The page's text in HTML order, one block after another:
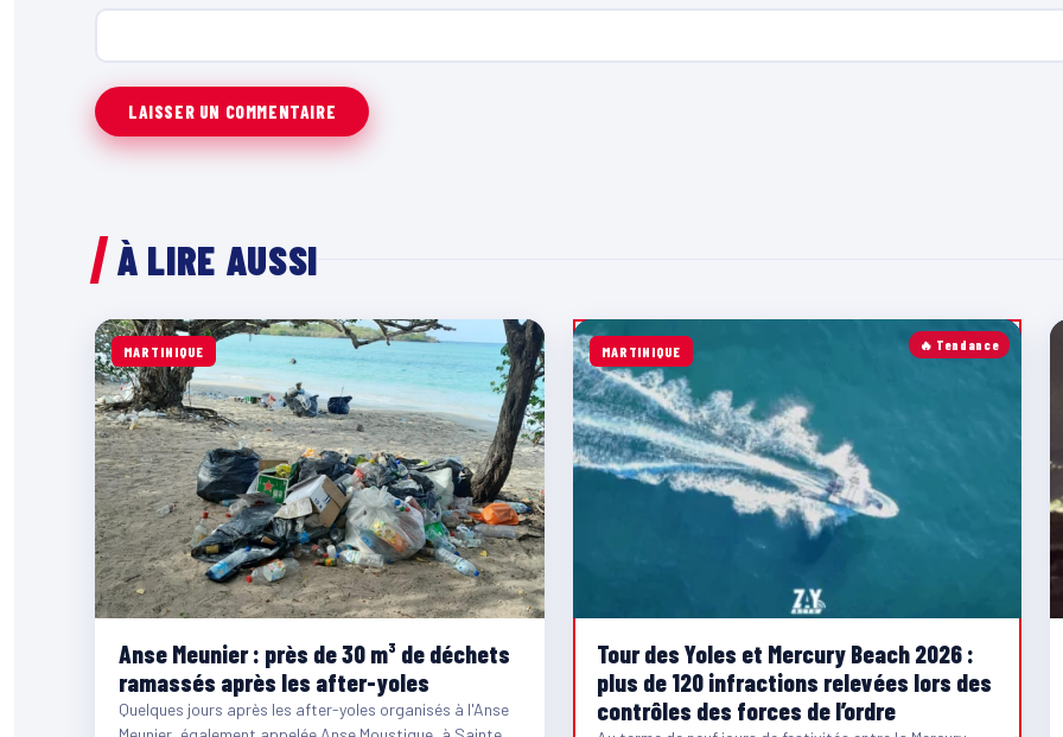
À LIRE AUSSI
MARTINIQUE
Anse Meunier : près de 30 m³ de déchets
ramassés après les after-yoles
Quelques jours après les after-yoles organisés à l'Anse
🔥 Tendance
MARTINIQUE
Tour des Yoles et Mercury Beach 2026 :
plus de 120 infractions relevées lors des
contrôles des forces de l’ordre